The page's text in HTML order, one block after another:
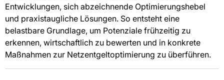
Entwicklungen, sich abzeichnende Optimierungshebel
und praxistaugliche Lösungen. So entsteht eine
belastbare Grundlage, um Potenziale frühzeitig zu
erkennen, wirtschaftlich zu bewerten und in konkrete
Maßnahmen zur Netzentgeltoptimierung zu überführen.